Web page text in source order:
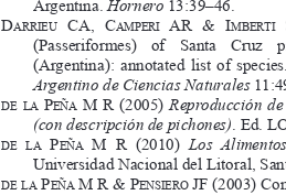
Argentina. Hornero 13:39–46.
DA r r i e u
   CA,   C
A  M  P e  r  i
  Ar   &
iM B e r t i
(Passeriformes)   of   Santa   Cruz
(Argentina):  annotated  list  of  species.
Argentino de Ciencias Naturales
D e l A Pe ñ A
  M
r
  (2005)
Reproducción
(con descripción de pichones) . Ed.
D e l A Pe ñ A
  M
r
  (2010)
Los
Universidad Nacional del Litoral,
D e l A Pe ñ A M r & Pe n s i e r o JF (2003)